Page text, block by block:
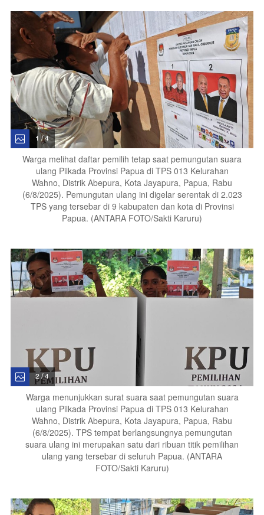
1 / 4
Warga melihat daftar pemilih tetap saat pemungutan suara
ulang Pilkada Provinsi Papua di TPS 013 Kelurahan
Wahno, Distrik Abepura, Kota Jayapura, Papua, Rabu
(6/8/2025). Pemungutan ulang ini digelar serentak di 2.023
TPS yang tersebar di 9 kabupaten dan kota di Provinsi
Papua. (ANTARA FOTO/Sakti Karuru)
2 / 4
Warga menunjukkan surat suara saat pemungutan suara
ulang Pilkada Provinsi Papua di TPS 013 Kelurahan
Wahno, Distrik Abepura, Kota Jayapura, Papua, Rabu
(6/8/2025). TPS tempat berlangsungnya pemungutan
suara ulang ini merupakan satu dari ribuan titik pemilihan
ulang yang tersebar di seluruh Papua. (ANTARA
FOTO/Sakti Karuru)